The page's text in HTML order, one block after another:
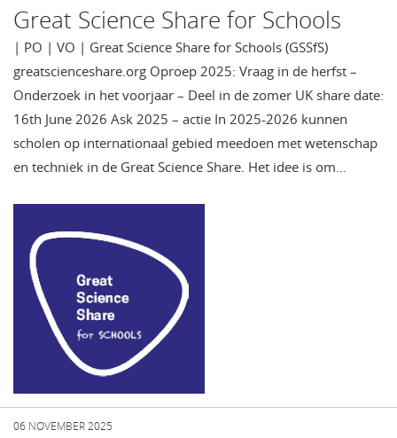
Great Science Share for Schools
| PO | VO | Great Science Share for Schools (GSSfS)
greatscienceshare.org Oproep 2025: Vraag in de herfst –
Onderzoek in het voorjaar – Deel in de zomer UK share date:
16th June 2026 Ask 2025 – actie In 2025-2026 kunnen
scholen op internationaal gebied meedoen met wetenschap
en techniek in de Great Science Share. Het idee is om…
06 NOVEMBER 2025